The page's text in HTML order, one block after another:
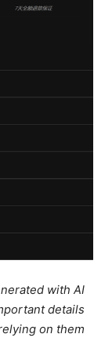
with AI
details
on them.